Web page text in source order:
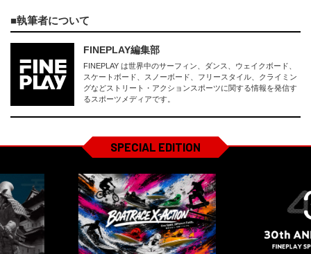
執筆者について
FINEPLAY編集部
FINEPLAY は世界中のサーフィン、ダンス、ウェイクボード、
スケートボード、スノーボード、フリースタイル、クライミン
グなどストリート・アクションスポーツに関する情報を発信す
るスポーツメディアです。
SPECIAL EDITION